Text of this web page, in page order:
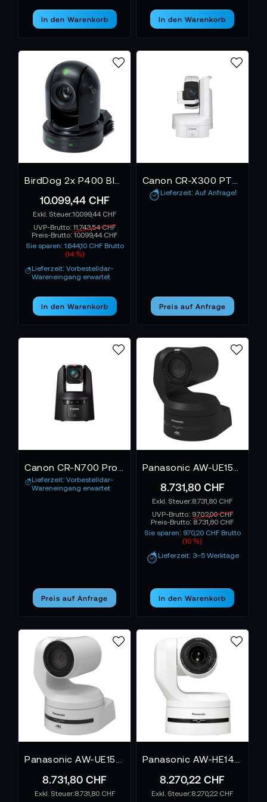
Sie arbeiten leise, präzise und unermüdlich – und
liefern Bilder, die den Unterschied zwischen
Vielfalt von
BirdDog, Panasonic, Canon, Sony,
Marshall, RGBlink undAVIPAS
Kategorie alles, was moderne Produktionen
brauchen: Flexibilität, Qualität und Kontrolle – aus
einer einzigen, unsichtbaren Perspektive.
In den Warenkorb In den Warenkorb
10.099,44 CHF
10.099,44 CHF
UVP-Brutto:11.743,54 CHF
Preis-Brutto:10.099,44 CHF
Sie sparen: 1.644,10 CHF Brutto
(14 %)
Lieferzeit: Vorbestelldar-
Wareneingang erwartet
In den Warenkorb
Lieferzeit: Auf Anfrage!
Preis auf Anfrage
Lieferzeit: Vorbestelldar-
Wareneingang erwartet
Preis auf Anfrage
8.731,80 CHF
8.731,80 CHF
UVP-Brutto: 9.702,00 CHF
Preis-Brutto: 8.731,80 CHF
Sie sparen: 970,20 CHF Brutto
(10 %)
Lieferzeit: 3–5 Werktage
In den Warenkorb
8.731,80 CHF
8.731,80 CHF
8.270,22 CHF
8.270,22 CHF